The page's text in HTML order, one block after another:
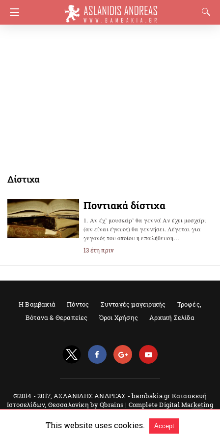
Δίστιχα
Ποντιακά δίστιχα
1. Αν έχ’ μουσκάρ’ θα γεννά Αν έχει μοσχάρι
(αν είναι έγκυος) θα γεννήσει. Λέγεται για
γεγονός του οποίου η επαλήθευση…
13 έτη πριν
Η Βαμβακιά Πόντος Συνταγές μαγειρικής
Τροφές,
Βότανα & Θεραπείες
Όροι Χρήσης Αρχική Σελίδα
©2014 - 2017, ΑΣΛΑΝΙΔΗΣ ΑΝΔΡΕΑΣ - bambakia.gr Κατασκευή
Ιστοσελίδων, Θεσσαλονίκη by Qbrains | Complete Digital Marketing
This website uses cookies. Accept